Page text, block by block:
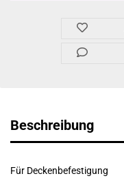
Beschreibung
Für Deckenbefestigung